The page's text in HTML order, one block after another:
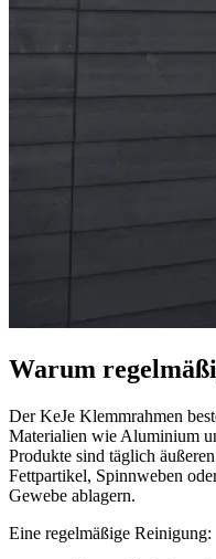
Warum
Der KeJe Klemmrahmen
Materialien wie Aluminium
Produkte sind täglich
Fettpartikel, Spinnweben
Gewebe ablagern.
Eine regelmäßige Reinigung: